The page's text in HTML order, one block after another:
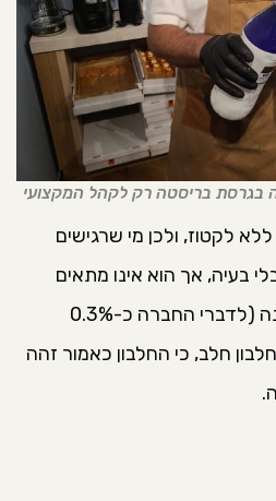
בריסטה רק לקהל המקצועי
לקטוז, ולכן מי שרגישים
בעיה, אך הוא אינו מתאים
לשכבת האוכלוסייה הקטנה (לדברי החברה כ-0.3%
חלב, כי החלבון כאמור זהה